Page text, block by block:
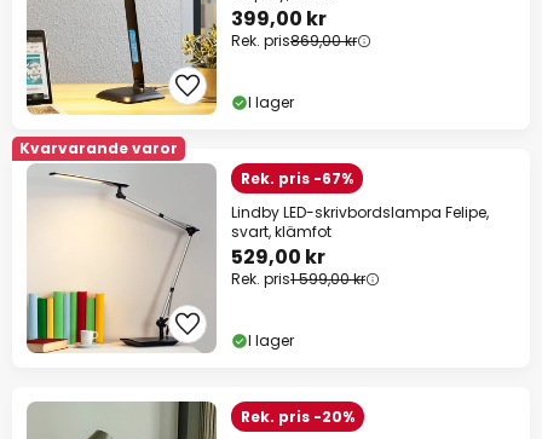
399,00 kr
Rek. pris869,00 kr
I lager
Kvarvarande varor
Rek. pris -67%
Lindby LED-skrivbordslampa Felipe,
svart, klämfot
529,00 kr
Rek. pris1 599,00 kr
I lager
Rek. pris -20%